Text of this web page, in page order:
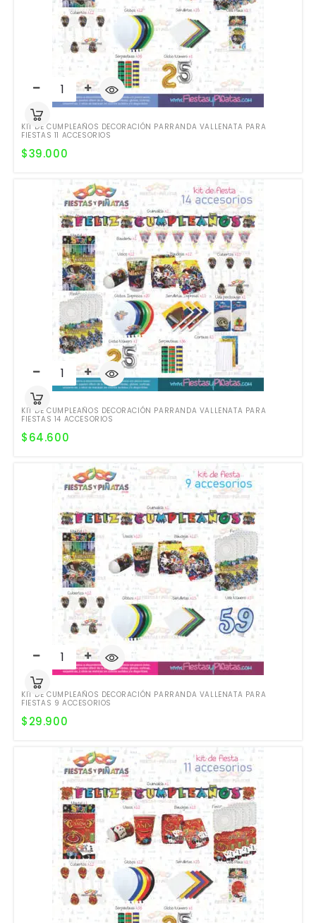
KIT DE CUMPLEAÑOS DECORACIÓN PARRANDA VALLENATA PARA
FIESTAS 11 ACCESORIOS
$39.000
KIT DE CUMPLEAÑOS DECORACIÓN PARRANDA VALLENATA PARA
FIESTAS 14 ACCESORIOS
$64.600
KIT DE CUMPLEAÑOS DECORACIÓN PARRANDA VALLENATA PARA
FIESTAS 9 ACCESORIOS
$29.900